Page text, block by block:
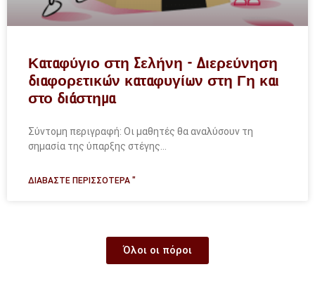
Καταφύγιο στη Σελήνη - Διερεύνηση
διαφορετικών καταφυγίων στη Γη και
στο διάστημα
Σύντομη περιγραφή: Οι μαθητές θα αναλύσουν τη
σημασία της ύπαρξης στέγης...
ΔΙΑΒΆΣΤΕ ΠΕΡΙΣΣΌΤΕΡΑ "
Όλοι οι πόροι